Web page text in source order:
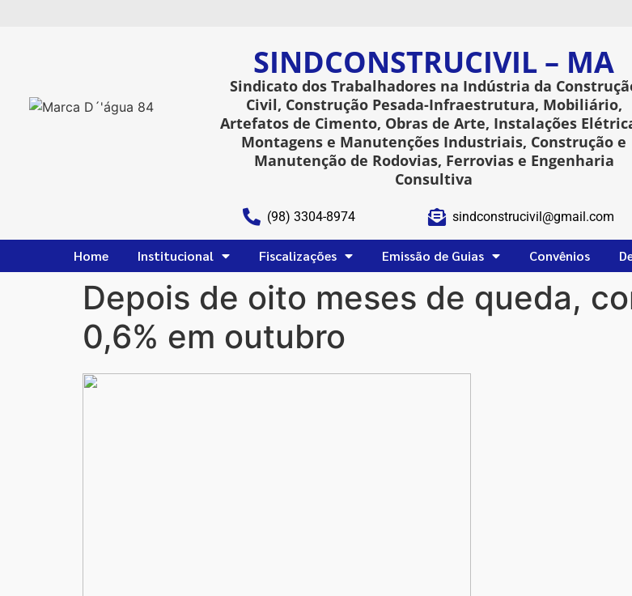
SINDCONSTRUCIVIL – MA
Sindicato dos Trabalhadores na Indústria da
Civil, Construção Pesada-Infraestrutura, Mobiliário,
Artefatos de Cimento, Obras de Arte, Instalações
Montagens e Manutenções Industriais, Construção e
Manutenção de Rodovias, Ferrovias e Engenharia
Consultiva
(98) 3304-8974 sindconstrucivil@gmail.com
Home Institucional Fiscalizações Emissão de Guias Convênios
Depois de oito meses de queda,
0,6% em outubro